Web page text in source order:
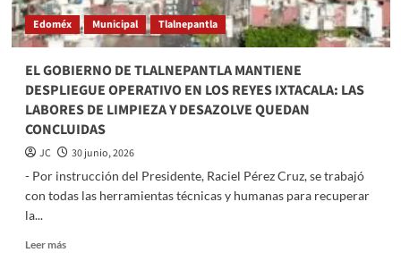
el
Mando
Unificado
Edoméx Municipal Tlalnepantla
EL GOBIERNO DE TLALNEPANTLA MANTIENE
DESPLIEGUE OPERATIVO EN LOS REYES IXTACALA: LAS
LABORES DE LIMPIEZA Y DESAZOLVE QUEDAN
CONCLUIDAS
JC
30 junio, 2026
- ​Por instrucción del Presidente, Raciel Pérez Cruz, se trabajó
con todas las herramientas técnicas y humanas para recuperar
la...
Leer másRead